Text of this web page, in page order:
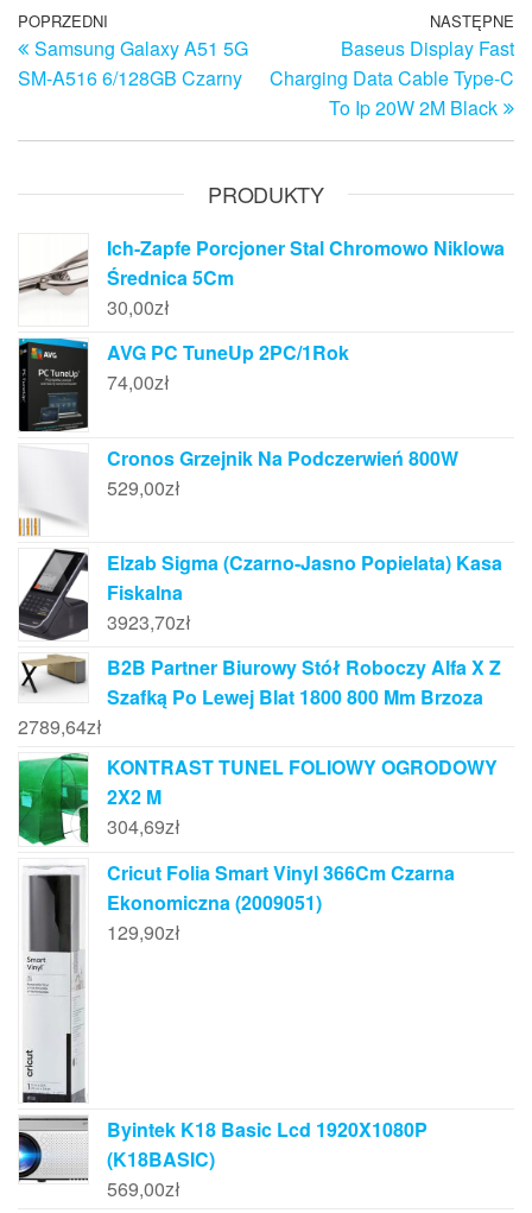
Nawigacja
wpisu
Poprzedni
wpis
POPRZEDNI
Samsung Galaxy A51 5G
SM-A516 6/128GB Czarny
NASTĘPNE
Baseus Display Fast
Charging Data Cable Type-C
To Ip 20W 2M Black
PRODUKTY
Ich-Zapfe Porcjoner Stal Chromowo Niklowa
Średnica 5Cm
30,00zł
AVG PC TuneUp 2PC/1Rok
74,00zł
Cronos Grzejnik Na Podczerwień 800W
529,00zł
Elzab Sigma (Czarno-Jasno Popielata) Kasa
Fiskalna
3923,70zł
B2B Partner Biurowy Stół Roboczy Alfa X Z
Szafką Po Lewej Blat 1800 800 Mm Brzoza
2789,64zł
KONTRAST TUNEL FOLIOWY OGRODOWY
2X2 M
304,69zł
Cricut Folia Smart Vinyl 366Cm Czarna
Ekonomiczna (2009051)
129,90zł
Byintek K18 Basic Lcd 1920X1080P
(K18BASIC)
569,00zł